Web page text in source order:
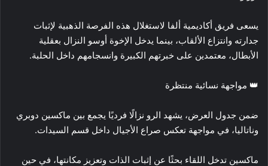
يسعى فريق أكاديمية ألفا لاستغلال هذه الفرصة الذهبية لإثبات
جدارته وانتزاع الألقاب، بينما يدخل الإخوة أوسو النزال بعقلية
الأبطال، معتمدين على خبرتهم الكبيرة وانسجامهم داخل الحلبة.
👑 مواجهة نسائية منتظرة
ضمن جدول العرض، يشهد الرو نزالًا فرديًا يجمع بين ماكسين دوبري
وناتاليا، في مواجهة تعكس صراع الأجيال داخل قسم السيدات.
ماكسين تدخل اللقاء بحثًا عن إثبات الذات وتعزيز مكانتها، في حين